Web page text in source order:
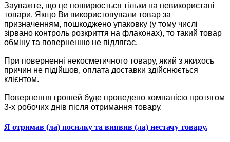
Зауважте, що це поширюється тільки на невикористані
товари. Якщо Ви використовували товар за
призначенням, пошкоджено упаковку (у тому числі
зірвано контроль розкриття на флаконах), то такий товар
обміну та поверненню не підлягає.
При поверненні некосметичного товару, який з якихось
причин не підійшов, оплата доставки здійснюється
клієнтом.
Повернення грошей буде проведено компанією протягом
3-х робочих днів після отримання товару.
Я отримав (ла) посилку та виявив (ла) нестачу товару.